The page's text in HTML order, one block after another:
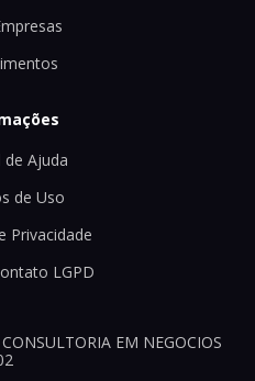
de Ajuda
de Uso
Privacidade
LGPD
EM NEGOCIOS